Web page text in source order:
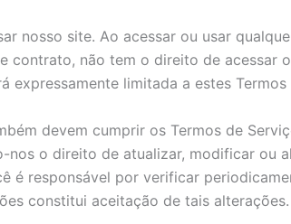
nosso site. Ao acessar ou usar
não tem o direito de acessar
expressamente limitada a estes Termos
devem cumprir os Termos de
o direito de atualizar, modificar ou
é responsável por verificar
constitui aceitação de tais alterações.